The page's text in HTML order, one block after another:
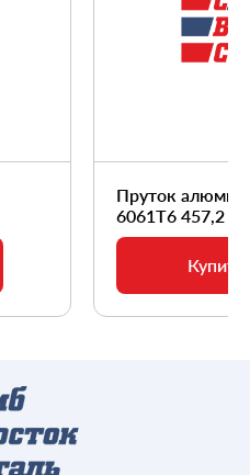
Пруток
6061Т6 457,2
Купить